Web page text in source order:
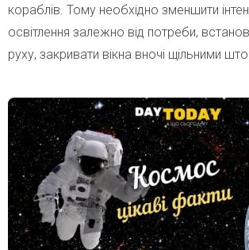
кораблів. Тому необхідно зменшити
освітлення залежно від потреби,
руху, закривати вікна вночі щільними